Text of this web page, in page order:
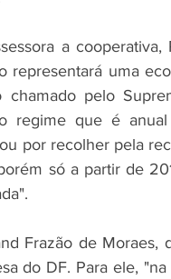
a
representará uma
chamado pelo
regime que é
por recolher pela
só a partir de
Frazão de
do DF. Para ele,